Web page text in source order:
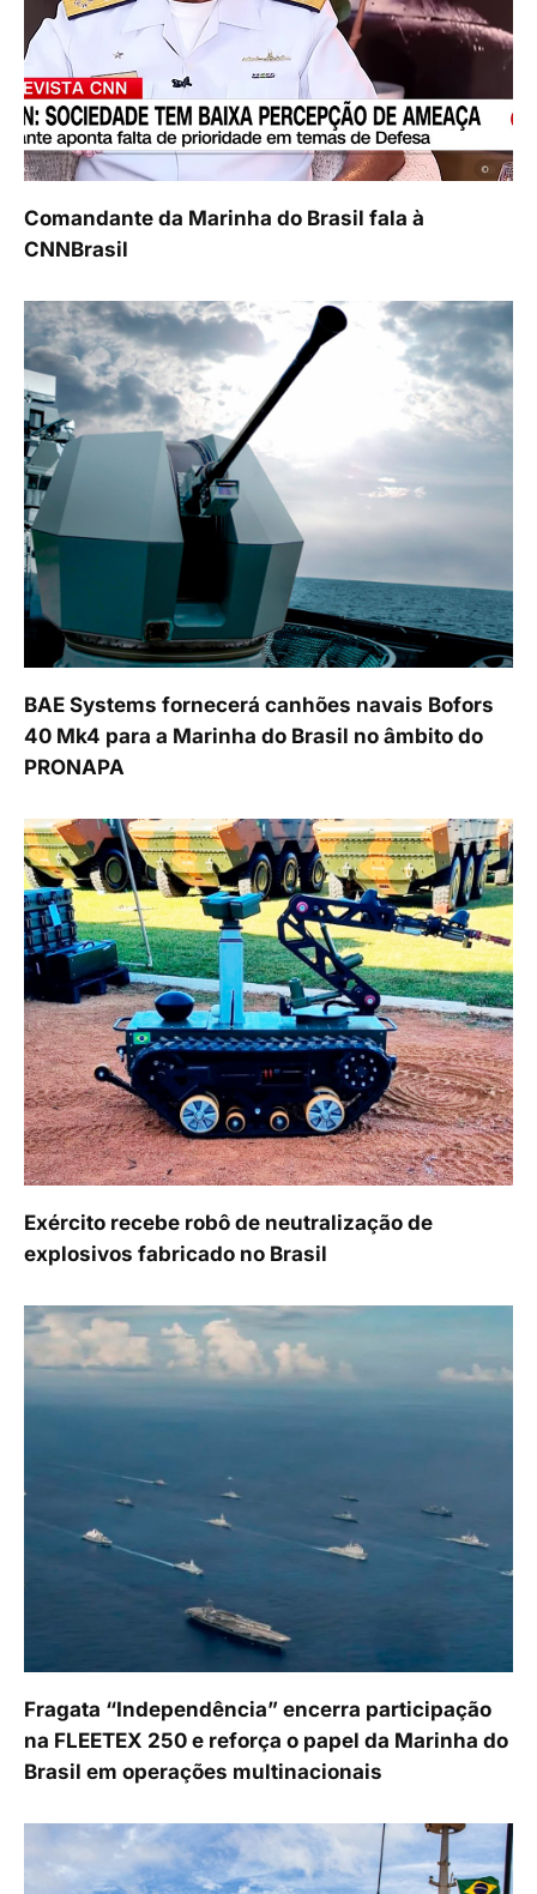
Comandante da Marinha do Brasil fala à
CNNBrasil
BAE Systems fornecerá canhões navais Bofors
40 Mk4 para a Marinha do Brasil no âmbito do
PRONAPA
Exército recebe robô de neutralização de
explosivos fabricado no Brasil
Fragata “Independência” encerra participação
na FLEETEX 250 e reforça o papel da Marinha do
Brasil em operações multinacionais